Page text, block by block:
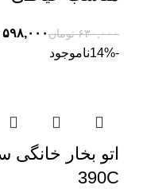
۶۳۰,۰۰۰ تومان۵۹۸,۰۰۰
-14%
ناموجود
390C